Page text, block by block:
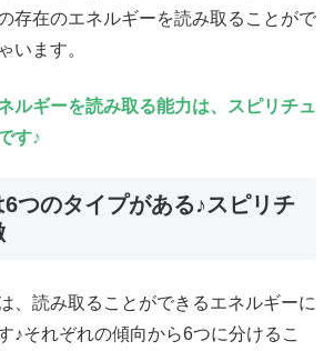
存在のエネルギーを読み取ることがで
います。
ルギーを読み取る能力は、スピリチュ
す♪
つのタイプがある♪スピリチ
、読み取ることができるエネルギーに
♪それぞれの傾向から6つに分けるこ